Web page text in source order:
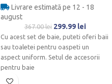
Livrare estimată pe 12 - 18
august
367.00lei 299.99 lei
Cu acest set de baie, puteti oferi baii
sau toaletei pentru oaspeti un
aspect uniform. Setul de accesorii
pentru baie